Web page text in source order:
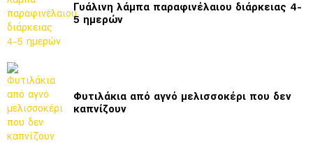
Γυάλινη λάμπα παραφινέλαιου διάρκειας 4-
5 ημερών
Φυτιλάκια από αγνό μελισσοκέρι που δεν
καπνίζουν